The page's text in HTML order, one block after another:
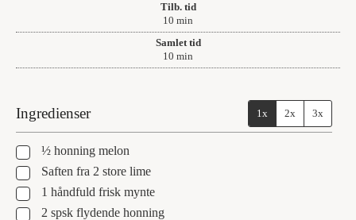
Tilb. tid
10 minutter
min
Samlet tid
10 minutter
min
Ingredienser 1x 2x 3x
▢
½ honning melon
▢
Saften fra 2 store lime
▢1 håndfuld frisk mynte
▢
2 spsk flydende honning